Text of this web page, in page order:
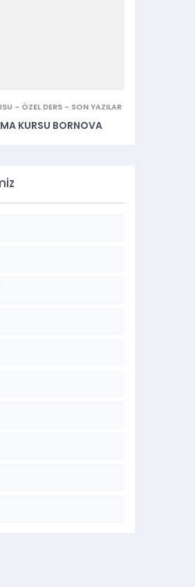
- ÖZEL DERS - SON YAZILAR
KURSU BORNOVA